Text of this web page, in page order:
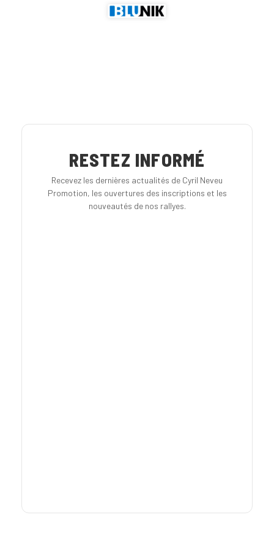
RESTEZ INFORMÉ
Recevez les dernières actualités de Cyril Neveu
Promotion, les ouvertures des inscriptions et les
nouveautés de nos rallyes.